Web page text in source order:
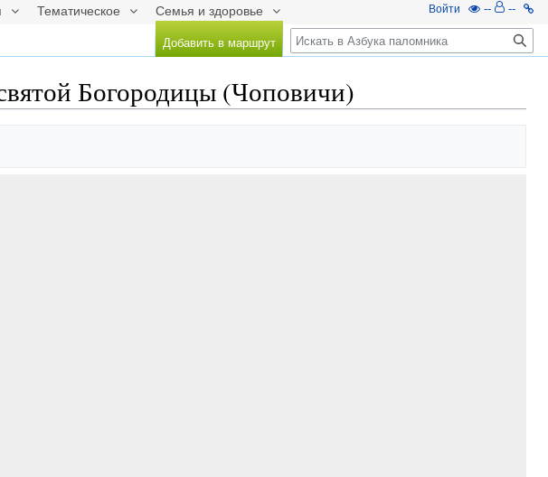
Тематическое Семья и здоровье
Богородицы (Чоповичи)
Войти -- --
Добавить в маршрут